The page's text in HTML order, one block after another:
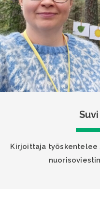
Kirjoittaja työskentelee